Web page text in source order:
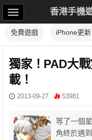
香港手機
免費遊戲 iPhone更新
獨家！PAD大
載！
2013-09-27 53981
等了一個
角終於遇